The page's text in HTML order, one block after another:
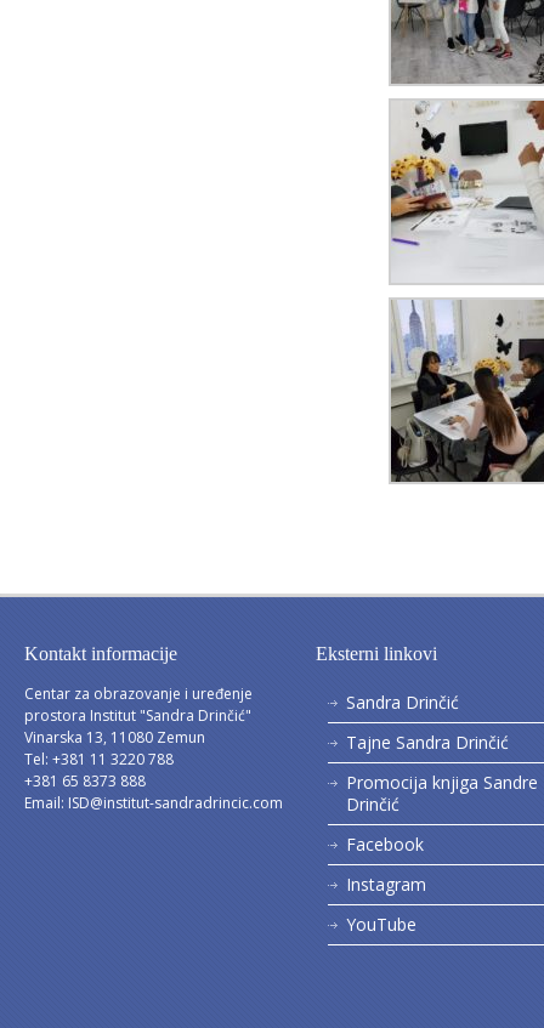
Kontakt informacije
Centar za obrazovanje i uređenje
prostora Institut "Sandra Drinčić"
Vinarska 13, 11080 Zemun
Tel: +381 11 3220 788
+381 65 8373 888
Email: ISD@institut-sandradrincic.com
Eksterni linkovi
Sandra Drinčić
Tajne Sandra Drinčić
Promocija knjiga Sandre
Drinčić
Facebook
Instagram
YouTube